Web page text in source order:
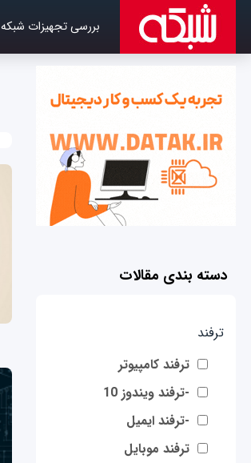
بررسی تجهیزات شبکه
دسته بندی مقالات
ترفند
ترفند کامپیوتر
-ترفند ویندوز 10
-ترفند ایمیل
ترفند موبایل